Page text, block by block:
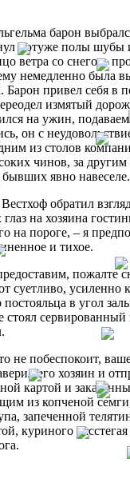
барон
потуже полы шубы
ветра со снегом,
немедленно была
Барон привел себя в
измятый
на ужин,
он с
из столов
чинов, за
бывших явно навеселе.
обратил
на хозяина
на пороге, – я
и тихое.
пожалте
суетливо, усиленно
в угол
стоял
не побеспокоит,
его хозяин и
картой и
из копченой
запеченной
куриного